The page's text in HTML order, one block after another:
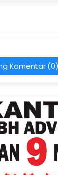
Komentar (0)